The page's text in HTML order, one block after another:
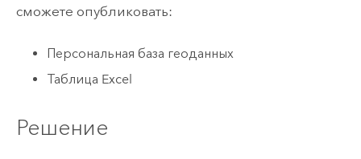
сможете опубликовать:
Персональная база геоданных
Таблица Excel
Решение